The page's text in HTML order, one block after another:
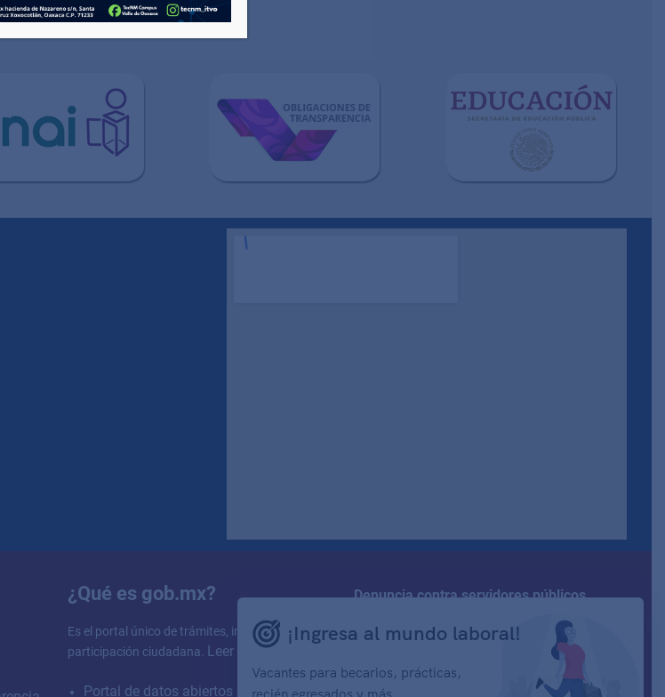
de Interés
¿Qué es gob.mx?
Es el portal único de trámites, información y
participación ciudadana. Leer más
Portal de datos abiertos
Denuncia contra servidores públicos
Síguenos en:
¡Ingresa al mundo laboral!
Vacantes para becarios, prácticas,